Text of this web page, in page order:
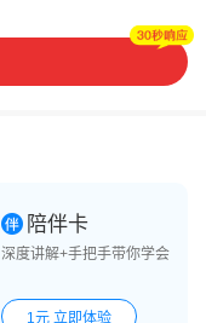
陪伴卡
深度讲解+手把手带你学会
1元 立即体验